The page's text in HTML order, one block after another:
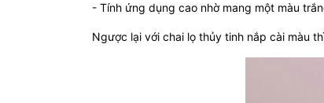
- Tính ứng dụng cao nhờ mang một màu
Ngược lại với chai lọ thủy tinh nắp cài màu